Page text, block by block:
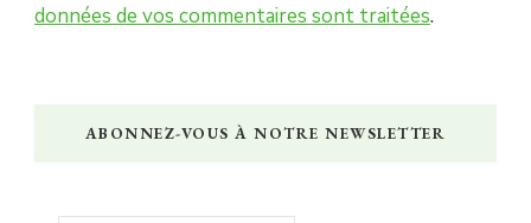
données de vos commentaires sont traitées.
ABONNEZ-VOUS À NOTRE NEWSLETTER